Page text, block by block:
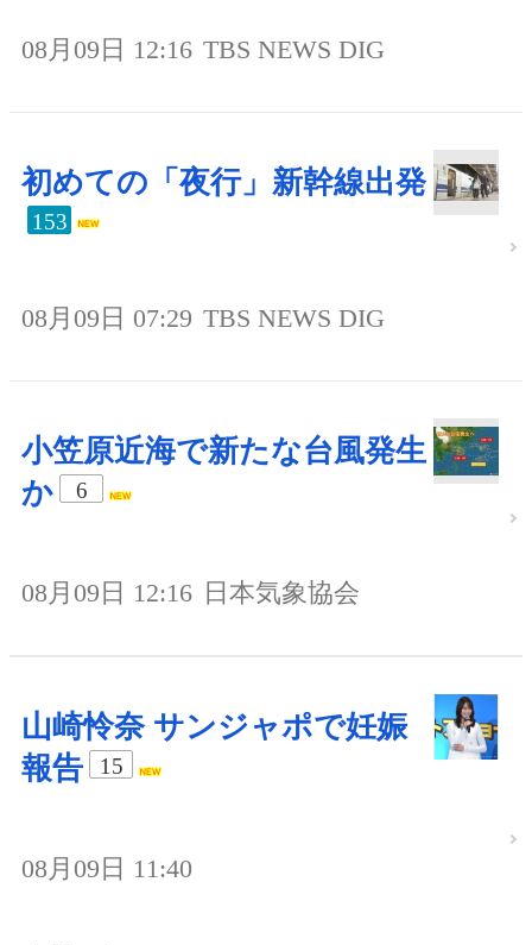
08月09日 12:16 TBS NEWS DIG
初めての「夜行」新幹線出発
153
08月09日 07:29 TBS NEWS DIG
小笠原近海で新たな台風発生
か
6
08月09日 12:16 日本気象協会
山崎怜奈 サンジャポで妊娠
報告
15
08月09日 11:40